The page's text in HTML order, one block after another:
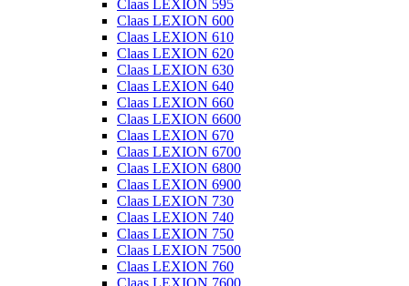
Claas LEXION 595
Claas LEXION 600
Claas LEXION 610
Claas LEXION 620
Claas LEXION 630
Claas LEXION 640
Claas LEXION 660
Claas LEXION 6600
Claas LEXION 670
Claas LEXION 6700
Claas LEXION 6800
Claas LEXION 6900
Claas LEXION 730
Claas LEXION 740
Claas LEXION 750
Claas LEXION 7500
Claas LEXION 760
Claas LEXION 7600